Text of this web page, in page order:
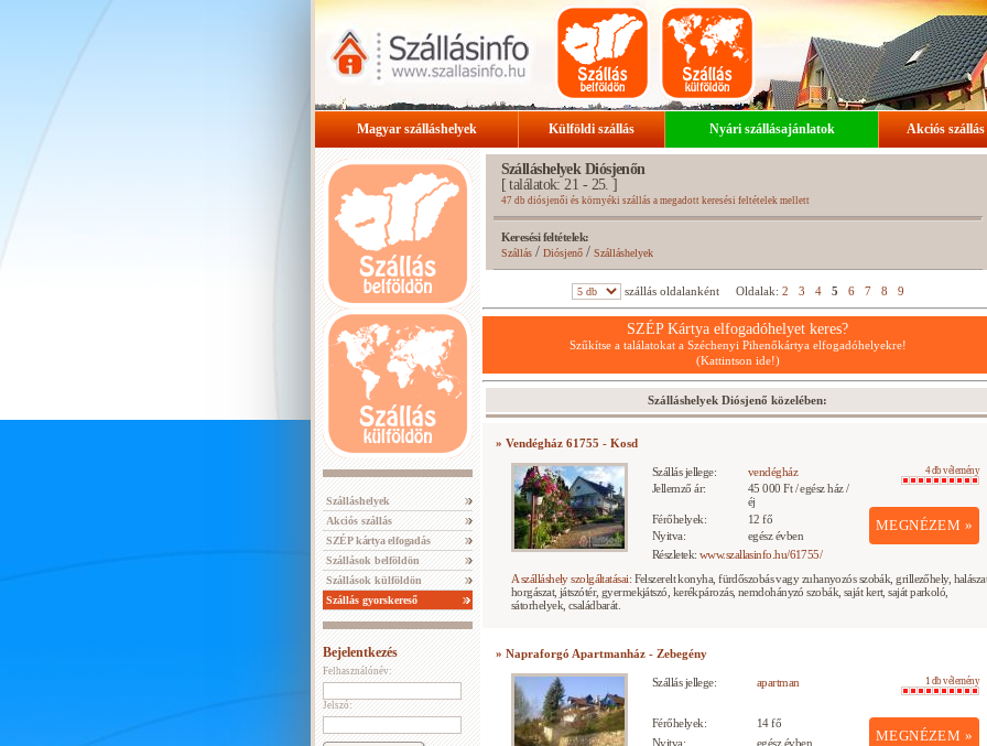
Magyar szálláshelyek Külföldi szállás Nyári szállásajánlatok Akciós szállás
Szálláshelyek
Akciós szállás
SZÉP kártya elfogadás
Szállások belföldön
Szállások külföldön
Szállás gyorskereső
Bejelentkezés
Felhasználónév:
Jelszó:
Szálláshelyek Diósjenőn
[ találatok: 21 - 25. ]
47 db diósjenői és környéki szállás a megadott keresési feltételek mellett
Keresési feltételek:
Szállás/ Diósjenő/Szálláshelyek
szállás oldalanként Oldalak: 2 3 4 5 6 7 8 9
SZÉP Kártya elfogadóhelyet keres?
Szűkítse a találatokat a Széchenyi Pihenőkártya elfogadóhelyekre!
(Kattintson ide!)
Szálláshelyek Diósjenő közelében:
» Vendégház 61755 - Kosd
Szállás jellege: vendégház 4 db vélemény
MEGNÉZEM »
Jellemző ár:
45 000 Ft / egész ház /
éj
Férőhelyek:
12 fő
Nyitva:
egész évben
Részletek: www.szallasinfo.hu/61755/
A szálláshely szolgáltatásai: Felszerelt konyha, fürdőszobás vagy zuhanyozós szobák, grillezőhely,
horgászat, játszótér, gyermekjátszó, kerékpározás, nemdohányzó szobák, saját kert, saját parkoló,
sátorhelyek, családbarát.
» Napraforgó Apartmanház - Zebegény
Szállás jellege: apartman 1 db vélemény
MEGNÉZEM »
Férőhelyek:
14 fő
Nyitva:
egész évben